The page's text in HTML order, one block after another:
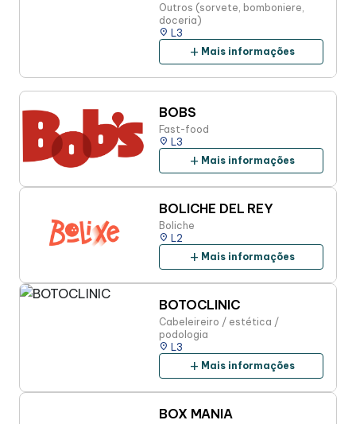
Outros (sorvete, bomboniere,
doceria)
place L3
add Mais informações
BOBS
Fast-food
place L3
add Mais informações
BOLICHE DEL REY
Boliche
place L2
add Mais informações
BOTOCLINIC
Cabeleireiro / estética /
podologia
place L3
add Mais informações
BOX MANIA